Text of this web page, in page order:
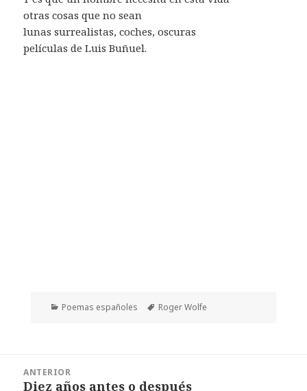
otras cosas que no sean
lunas surrealistas, coches, oscuras
películas de Luis Buñuel.
Categorías
Poemas españoles Etiquetas
Roger Wolfe
ANTERIOR
Entrada
Diez años antes o después